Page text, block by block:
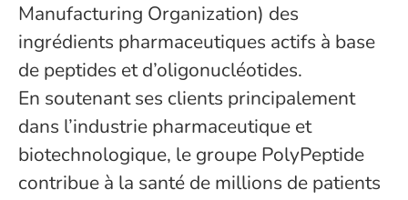
Manufacturing Organization) des
ingrédients pharmaceutiques actifs à base
de peptides et d’oligonucléotides.
En soutenant ses clients principalement
dans l’industrie pharmaceutique et
biotechnologique, le groupe PolyPeptide
contribue à la santé de millions de patients